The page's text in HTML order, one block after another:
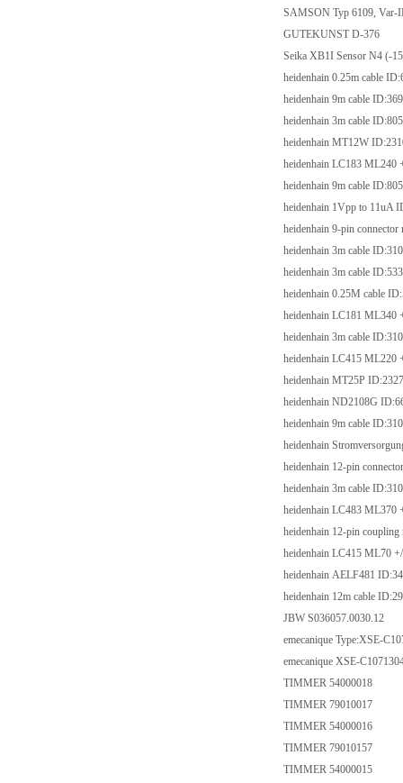
SAMSON Typ 6109,
GUTEKUNST D-
Seika XB1I Sensor N4
heidenhain 0.25m
heidenhain 9m cable
heidenhain 3m cable
heidenhain MT12W
heidenhain LC183
heidenhain 9m cable
heidenhain 1Vpp to
heidenhain 9-pin
heidenhain 3m cable
heidenhain 3m cable
heidenhain 0.25M
heidenhain LC181
heidenhain 3m cable
heidenhain LC415
heidenhain MT25P
heidenhain ND2108G
heidenhain 9m cable
heidenhain
heidenhain 12-pin
heidenhain 3m cable
heidenhain LC483
heidenhain 12-pin
heidenhain LC415
heidenhain AELF481
heidenhain 12m cable
JBW
emecanique
emecanique XSE-
TIMMER
TIMMER
TIMMER
TIMMER
TIMMER